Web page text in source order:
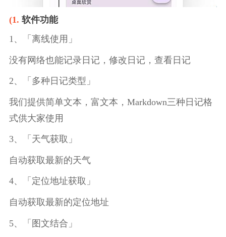
(1. 软件功能
1、「离线使用」
没有网络也能记录日记，修改日记，查看日记
2、「多种日记类型」
我们提供简单文本，富文本，Markdown三种日记格
式供大家使用
3、「天气获取」
自动获取最新的天气
4、「定位地址获取」
自动获取最新的定位地址
5、「图文结合」